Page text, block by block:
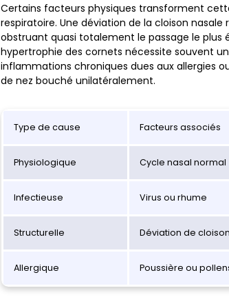
Certains facteurs physiques transforment
respiratoire. Une déviation de la cloison
obstruant quasi totalement le passage le plus
hypertrophie des cornets nécessite souvent
inflammations chroniques dues aux allergies
de nez bouché unilatéralement.
Type de cause Facteurs associés
Physiologique Cycle nasal normal
Infectieuse Virus ou rhume
Structurelle Déviation de cloison
Allergique Poussière ou